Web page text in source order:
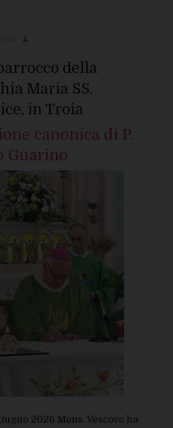
della
Maria SS.
in Troia
canonica di P.
Guarino
2026 Mons. Vescovo ha